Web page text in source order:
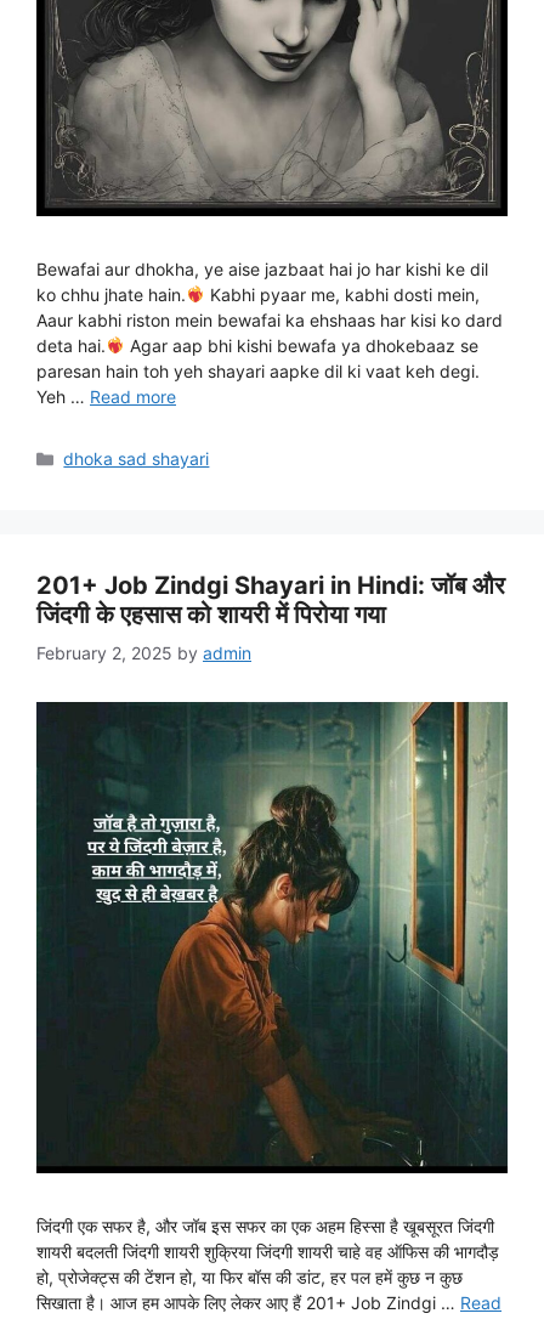
Bewafai aur dhokha, ye aise jazbaat hai jo har kishi ke dil
ko chhu jhate hain.
Kabhi pyaar me, kabhi dosti mein,
Aaur kabhi riston mein bewafai ka ehshaas har kisi ko dard
deta hai.
Agar aap bhi kishi bewafa ya dhokebaaz se
paresan hain toh yeh shayari aapke dil ki vaat keh degi.
Yeh … Read more
Categories
dhoka sad shayari
201+ Job Zindgi Shayari in Hindi: जॉब और
जिंदगी के एहसास को शायरी में पिरोया गया
February 2, 2025 by admin
जिंदगी एक सफर है, और जॉब इस सफर का एक अहम हिस्सा है खूबसूरत जिंदगी
शायरी बदलती जिंदगी शायरी शुक्रिया जिंदगी शायरी चाहे वह ऑफिस की भागदौड़
हो, प्रोजेक्ट्स की टेंशन हो, या फिर बॉस की डांट, हर पल हमें कुछ न कुछ
सिखाता है। आज हम आपके लिए लेकर आए हैं 201+ Job Zindgi … Read